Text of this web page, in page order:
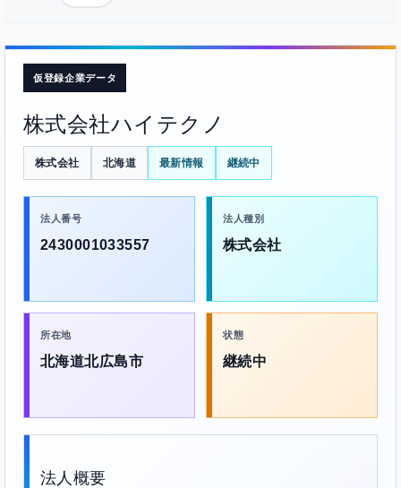
仮登録企業データ
株式会社ハイテクノ
株式会社 北海道 最新情報 継続中
法人番号
2430001033557
法人種別
株式会社
所在地
北海道北広島市
状態
継続中
法人概要